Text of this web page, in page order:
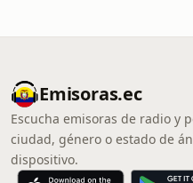
Emisoras.ec
Escucha emisoras de radio y
ciudad, género o estado de
dispositivo.